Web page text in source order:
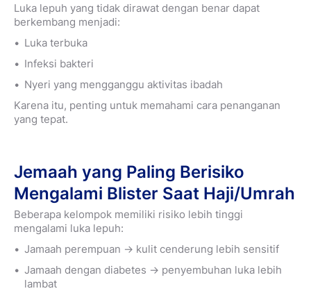
Luka lepuh yang tidak dirawat dengan benar dapat
berkembang menjadi:
Luka terbuka
Infeksi bakteri
Nyeri yang mengganggu aktivitas ibadah
Karena itu, penting untuk memahami cara penanganan
yang tepat.
Jemaah yang Paling Berisiko
Mengalami Blister Saat Haji/Umrah
Beberapa kelompok memiliki risiko lebih tinggi
mengalami luka lepuh:
Jamaah perempuan → kulit cenderung lebih sensitif
Jamaah dengan diabetes → penyembuhan luka lebih
lambat